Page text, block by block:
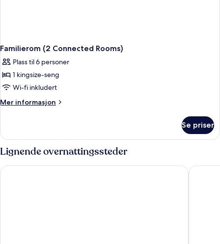
Familierom (2 Connected Rooms)
Plass til 6 personer
1 kingsize-seng
Wi-fi inkludert
Mer informasjon
Mer
(2
Connected
Rooms)
Se priser
Lignende overnattingssteder
Radisson Blu Resort & Spa, Gran Canaria Mogan